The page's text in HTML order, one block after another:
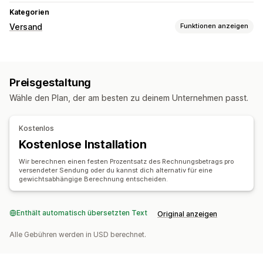
Kategorien
Versand Funktionen anzeigen
Scannen per Barcode
Lieferdatum Bestellsynchronisierung Mehrere Sprachen
Bestellsynchronisierung Tracking in Echtzeit
Tracking-Seite mit Branding E-Mail-Benachrichtigungen
Bestellupdates
Versandanalysen
Preisgestaltung
Wähle den Plan, der am besten zu deinem Unternehmen passt.
Kostenlos
Kostenlose Installation
Wir berechnen einen festen Prozentsatz des Rechnungsbetrags pro
versendeter Sendung oder du kannst dich alternativ für eine
gewichtsabhängige Berechnung entscheiden.
Enthält automatisch übersetzten Text Original anzeigen
Alle Gebühren werden in USD berechnet.